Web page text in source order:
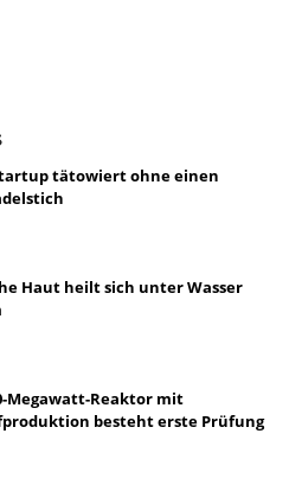
tätowiert ohne einen
Haut heilt sich unter Wasser
Megawatt-Reaktor mit
besteht erste Prüfung